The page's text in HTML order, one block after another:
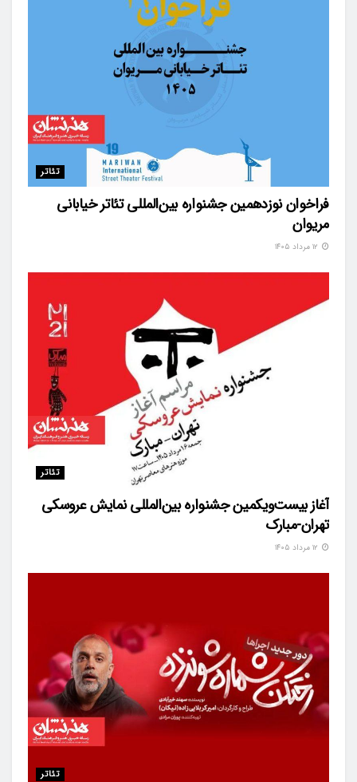
تئاتر
فراخوان نوزدهمین جشنواره بین‌المللی تئاتر خیابانی
مریوان
تئاتر
آغاز بیست‌ویکمین جشنواره بین‌المللی نمایش عروسکی
تهران-مبارک
تئاتر